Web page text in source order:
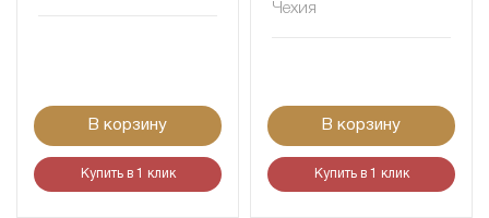
В корзину
Купить в 1 клик
Чехия
В корзину
Купить в 1 клик